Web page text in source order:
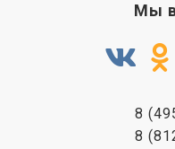
Мы
8
8